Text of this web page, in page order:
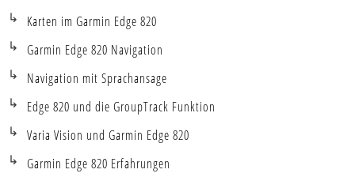
Karten im Garmin Edge 820
Garmin Edge 820 Navigation
Navigation mit Sprachansage
Edge 820 und die GroupTrack Funktion
Varia Vision und Garmin Edge 820
Garmin Edge 820 Erfahrungen